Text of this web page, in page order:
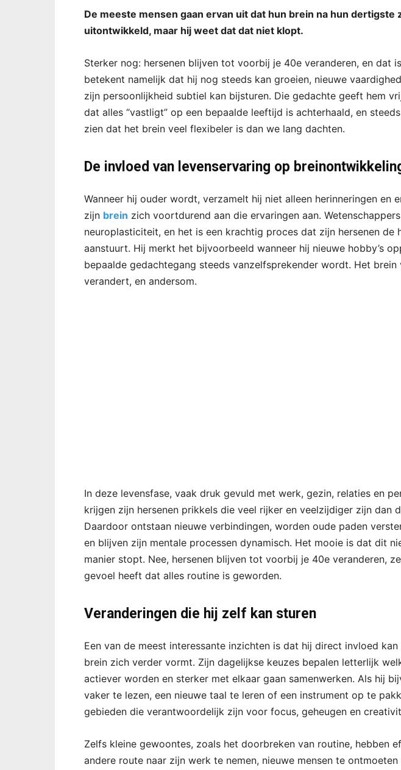
De meeste mensen gaan ervan uit dat hun brein na hun dertigste
uitontwikkeld, maar hij weet dat dat niet klopt.
Sterker nog: hersenen blijven tot voorbij je 40e veranderen, en dat
betekent namelijk dat hij nog steeds kan groeien, nieuwe
zijn persoonlijkheid subtiel kan bijsturen. Die gedachte geeft hem
dat alles “vastligt” op een bepaalde leeftijd is achterhaald, en
zien dat het brein veel flexibeler is dan we lang dachten.
De invloed van levenservaring op
Wanneer hij ouder wordt, verzamelt hij niet alleen herinneringen en
zijn brein zich voortdurend aan die ervaringen aan.
neuroplasticiteit, en het is een krachtig proces dat zijn hersenen de
aanstuurt. Hij merkt het bijvoorbeeld wanneer hij nieuwe hobby’s
bepaalde gedachtegang steeds vanzelfsprekender wordt. Het
verandert, en andersom.
In deze levensfase, vaak druk gevuld met werk, gezin, relaties en
krijgen zijn hersenen prikkels die veel rijker en veelzijdiger zijn dan
Daardoor ontstaan nieuwe verbindingen, worden oude paden
en blijven zijn mentale processen dynamisch. Het mooie is dat dit
manier stopt. Nee, hersenen blijven tot voorbij je 40e veranderen,
gevoel heeft dat alles routine is geworden.
Veranderingen die hij zelf kan sturen
Een van de meest interessante inzichten is dat hij direct invloed
brein zich verder vormt. Zijn dagelijkse keuzes bepalen letterlijk
actiever worden en sterker met elkaar gaan samenwerken. Als hij
vaker te lezen, een nieuwe taal te leren of een instrument op te
gebieden die verantwoordelijk zijn voor focus, geheugen en
Zelfs kleine gewoontes, zoals het doorbreken van routine, hebben
andere route naar zijn werk te nemen, nieuwe mensen te